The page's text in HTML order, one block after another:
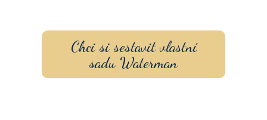
Chci si sestavit vlastní
sadu Waterman